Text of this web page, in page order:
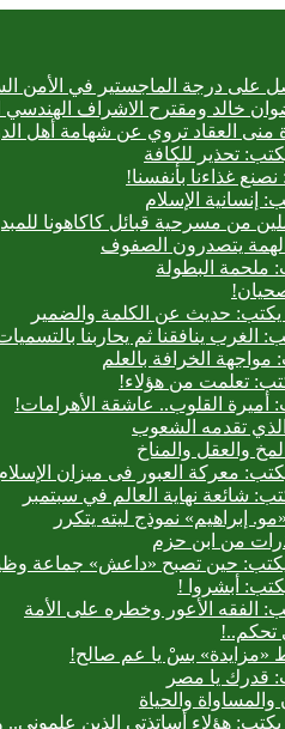
على درجة الماجستير في الأمن
منى العقاد تروي عن شهامة أهل
تحذير للكافة
غذاءنا بأنفسنا!
إنسانية الإسلام
من مسرحية قبائل كاكاهونا
يتصدرون الصفوف
ملحمة البطولة
يكتب: حديث عن الكلمة والضمير
الغرب ينافقنا ثم يحاربنا
الخرافة بالعلم
تعلمت من هؤلاء!
أميرة القلوب.. عاشقة الأهرامات!
تقدمه الشعوب
والعقل والمناخ
معركة العبور فى ميزان
شائعة نهاية العالم في سبتمبر
إبراهيم» نموذج ليته يتكرر
من ابن حزم
يكتب: حين تصبح «داعش» جماعة
أبشروا !
الفقه الأعور وخطره على الأمة
تحكم..!
قدرك يا مصر
والحياة
هؤلاء أساتذتى الذين علمونى..